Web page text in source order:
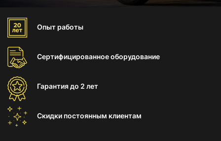
Опыт работы
Сертифицированноеоборудование
Гарантиядо 2 лет
Скидки постоянным клиентам